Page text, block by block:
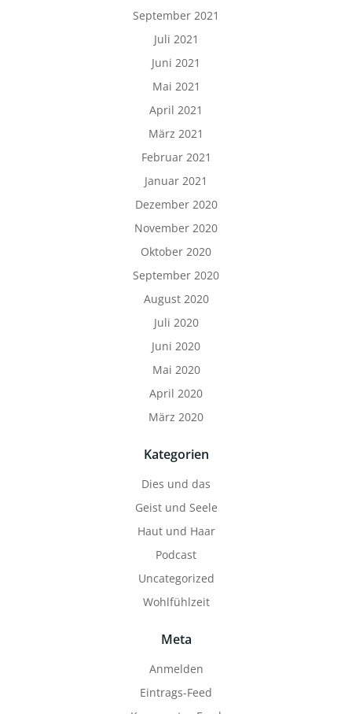
September 2021
Juli 2021
Juni 2021
Mai 2021
April 2021
März 2021
Februar 2021
Januar 2021
Dezember 2020
November 2020
Oktober 2020
September 2020
August 2020
Juli 2020
Juni 2020
Mai 2020
April 2020
März 2020
Kategorien
Dies und das
Geist und Seele
Haut und Haar
Podcast
Uncategorized
Wohlfühlzeit
Meta
Anmelden
Eintrags-Feed